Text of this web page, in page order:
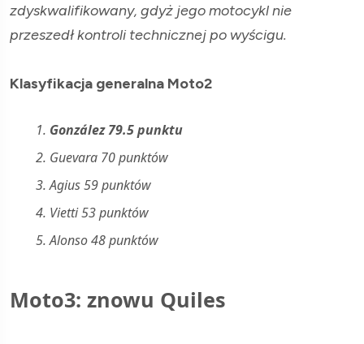
zdyskwalifikowany, gdyż jego motocykl nie
przeszedł kontroli technicznej po wyścigu.
Klasyfikacja generalna Moto2
1. González 79.5 punktu
2. Guevara 70 punktów
3. Agius 59 punktów
4. Vietti 53 punktów
5. Alonso 48 punktów
Moto3: znowu Quiles